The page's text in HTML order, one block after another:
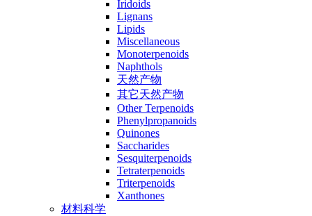
Iridoids
Lignans
Lipids
Miscellaneous
Monoterpenoids
Naphthols
天然产物
其它天然产物
Other Terpenoids
Phenylpropanoids
Quinones
Saccharides
Sesquiterpenoids
Tetraterpenoids
Triterpenoids
Xanthones
材料科学